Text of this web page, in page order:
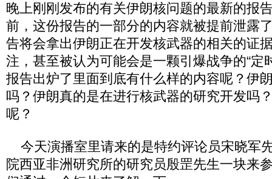
晚上刚刚发布的有关伊朗核问题的最新的报
前，这份报告的一部分的内容就被提前泄露
告将会拿出伊朗正在开发核武器的相关的证
注，甚至被认为可能会是一颗引爆战争的“定
报告出炉了里面到底有什么样的内容呢？伊
吗？伊朗真的是在进行核武器的研究开发吗
呢？
今天演播室里请来的是特约评论员宋晓军
院西亚非洲研究所的研究员殷罡先生一块来